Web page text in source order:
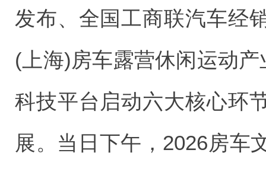
发布、全国工商联汽车经
(上海)房车露营休闲运动产
科技平台启动六大核心环
展。当日下午，2026房车